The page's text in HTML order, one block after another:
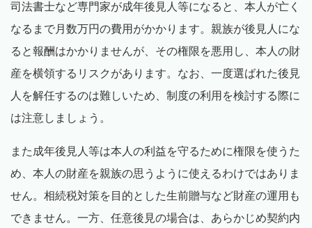
司法書士など専門家が成年後見人等になると、本人が亡く
なるまで月数万円の費用がかかります。親族が後見人にな
ると報酬はかかりませんが、その権限を悪用し、本人の財
産を横領するリスクがあります。なお、一度選ばれた後見
人を解任するのは難しいため、制度の利用を検討する際に
は注意しましょう。
また成年後見人等は本人の利益を守るために権限を使うた
め、本人の財産を親族の思うように使えるわけではありま
せん。相続税対策を目的とした生前贈与など財産の運用も
できません。一方、任意後見の場合は、あらかじめ契約内